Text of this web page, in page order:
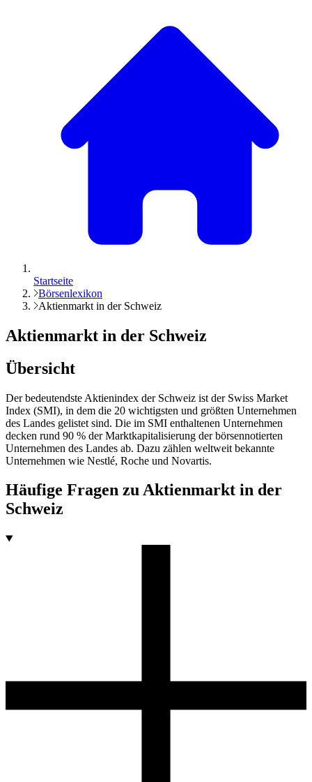
Startseite
Börsenlexikon
Aktienmarkt in der Schweiz
Aktienmarkt in der Schweiz
Übersicht
Der bedeutendste Aktienindex der Schweiz ist der Swiss Market
Index (SMI), in dem die 20 wichtigsten und größten Unternehmen
des Landes gelistet sind. Die im SMI enthaltenen Unternehmen
decken rund 90 % der Marktkapitalisierung der börsennotierten
Unternehmen des Landes ab. Dazu zählen weltweit bekannte
Unternehmen wie Nestlé, Roche und Novartis.
Häufige Fragen zuAktienmarkt in der
Schweiz